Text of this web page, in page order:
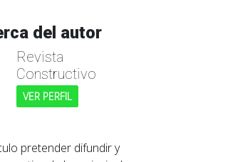
del autor
Revista
Constructivo
VER PERFIL
pretender difundir y